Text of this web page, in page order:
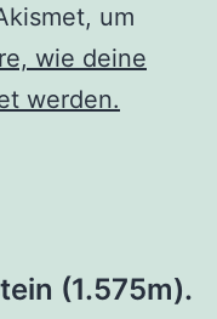
um
wie deine
werden.
(1.575m).